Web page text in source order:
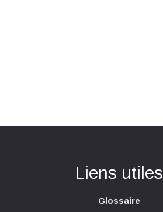
Liens utiles
Glossaire